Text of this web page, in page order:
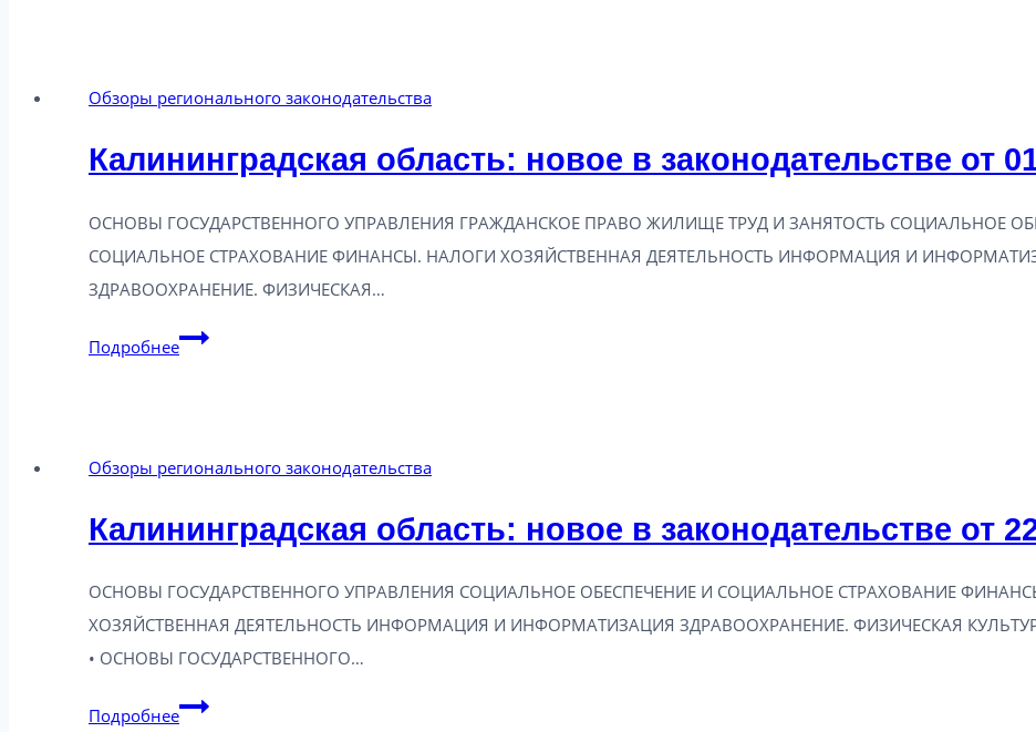
Обзоры регионального законодательства
Калининградская область: новое в законодательстве от
ОСНОВЫ ГОСУДАРСТВЕННОГО УПРАВЛЕНИЯ ГРАЖДАНСКОЕ ПРАВО ЖИЛИЩЕ ТРУД И ЗАНЯТОСТЬ СОЦИАЛЬНОЕ
СОЦИАЛЬНОЕ СТРАХОВАНИЕ ФИНАНСЫ. НАЛОГИ ХОЗЯЙСТВЕННАЯ ДЕЯТЕЛЬНОСТЬ ИНФОРМАЦИЯ И
ЗДРАВООХРАНЕНИЕ. ФИЗИЧЕСКАЯ…
ПодробнееКалининградская
законодательстве
01.07.2025
Обзоры регионального законодательства
Калининградская область: новое в законодательстве от
ОСНОВЫ ГОСУДАРСТВЕННОГО УПРАВЛЕНИЯ СОЦИАЛЬНОЕ ОБЕСПЕЧЕНИЕ И СОЦИАЛЬНОЕ СТРАХОВАНИЕ
ХОЗЯЙСТВЕННАЯ ДЕЯТЕЛЬНОСТЬ ИНФОРМАЦИЯ И ИНФОРМАТИЗАЦИЯ ЗДРАВООХРАНЕНИЕ. ФИЗИЧЕСКАЯ
• ОСНОВЫ ГОСУДАРСТВЕННОГО…
ПодробнееКалининградская